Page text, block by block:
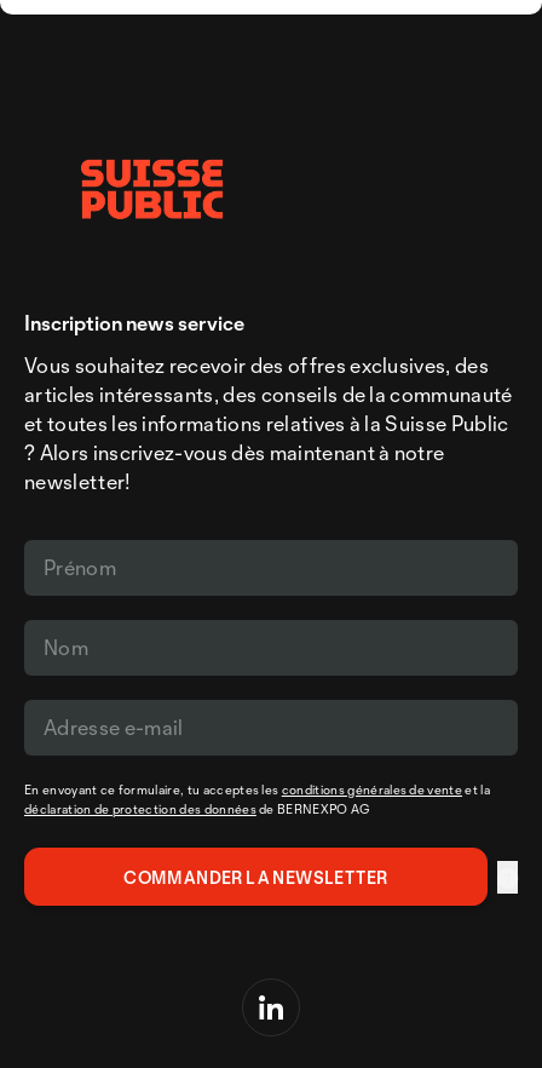
Inscription news service
Vous souhaitez recevoir des offres exclusives, des
articles intéressants, des conseils de la communauté
et toutes les informations relatives à la Suisse Public
? Alors inscrivez-vous dès maintenant à notre
newsletter!
En envoyant ce formulaire, tu acceptes les conditions générales de venteet la
déclaration de protection des donnéesde BERNEXPO AG